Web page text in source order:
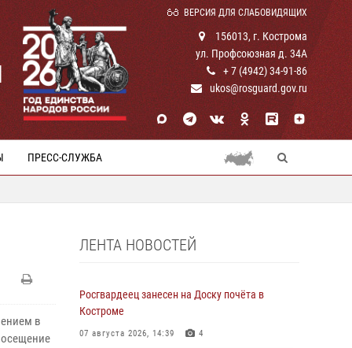
ВЕРСИЯ ДЛЯ СЛАБОВИДЯЩИХ
156013, г. Кострома
ул. Профсоюзная д. 34А
+ 7 (4942) 34-91-86
ukos@rosguard.gov.ru
ПРЕСС-СЛУЖБА
в
ЛЕНТА НОВОСТЕЙ
Росгвардеец занесен на Доску почёта в
Костроме
07 августа 2026, 14:39 4